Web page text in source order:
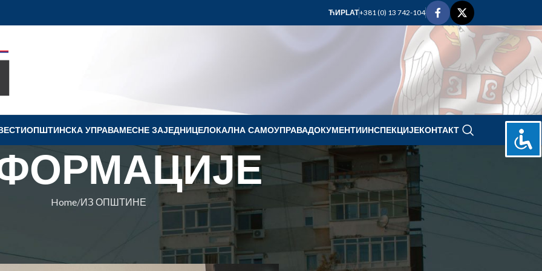
ЋИРLAT+381 (0) 13 742-104
OПШТИНСКА УПРАВАМЕСНЕ ЗАЈЕДНИЦЕЛОКАЛНА САМОУПРАВАДОКУМЕНТИИНСПЕКЦИЈЕКОНТАКТ
Home ИЗ ОПШТИНЕ
ОПШТИНЕ КОВИН
Ковин
jun 2026.
U S Č P
2 3 4 5